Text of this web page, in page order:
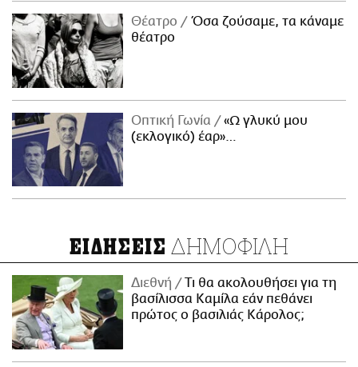
Θέατρο
Όσα ζούσαμε, τα κάναμε
θέατρο
Οπτική Γωνία
«Ω γλυκύ μου
(εκλογικό) έαρ»…
ΕΙΔΗΣΕΙΣ ΔΗΜΟΦΙΛΗ
Διεθνή
Τι θα ακολουθήσει για τη
βασίλισσα Καμίλα εάν πεθάνει
πρώτος ο βασιλιάς Κάρολος;